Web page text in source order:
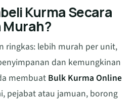
Kurma Secara
Murah?
ringkas: lebih murah per unit,
dan kemungkinan
membuat Bulk Kurma Online
pejabat atau jamuan, borong